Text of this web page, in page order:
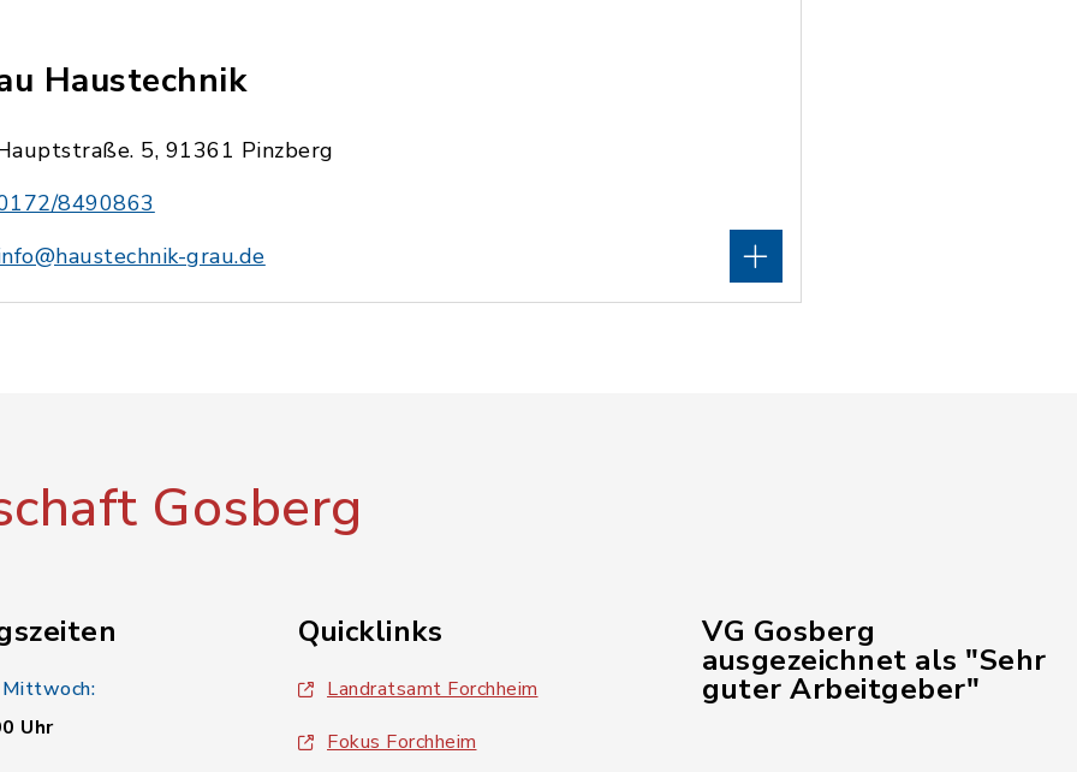
Haustechnik
5, 91361 Pinzberg
8490863
grau.de
Gosberg
Uhr
Quicklinks
Landratsamt Forchheim
Fokus Forchheim
VG Gosberg
ausgezeichnet als "Sehr
guter Arbeitgeber"